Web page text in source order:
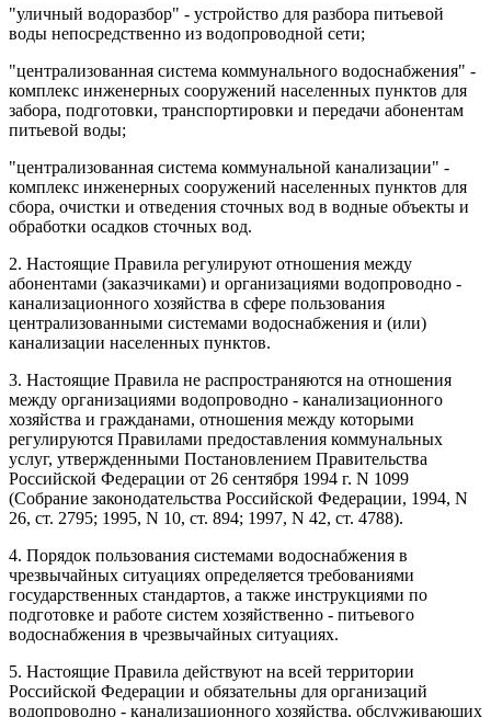
"уличный водоразбор" - устройство для разбора питьевой
воды непосредственно из водопроводной сети;
"централизованная система коммунального водоснабжения" -
комплекс инженерных сооружений населенных пунктов для
забора, подготовки, транспортировки и передачи абонентам
питьевой воды;
"централизованная система коммунальной канализации" -
комплекс инженерных сооружений населенных пунктов для
сбора, очистки и отведения сточных вод в водные объекты и
обработки осадков сточных вод.
2. Настоящие Правила регулируют отношения между
абонентами (заказчиками) и организациями водопроводно -
канализационного хозяйства в сфере пользования
централизованными системами водоснабжения и (или)
канализации населенных пунктов.
3. Настоящие Правила не распространяются на отношения
между организациями водопроводно - канализационного
хозяйства и гражданами, отношения между которыми
регулируются Правилами предоставления коммунальных
услуг, утвержденными Постановлением Правительства
Российской Федерации от 26 сентября 1994 г. N 1099
(Собрание законодательства Российской Федерации, 1994, N
26, ст. 2795; 1995, N 10, ст. 894; 1997, N 42, ст. 4788).
4. Порядок пользования системами водоснабжения в
чрезвычайных ситуациях определяется требованиями
государственных стандартов, а также инструкциями по
подготовке и работе систем хозяйственно - питьевого
водоснабжения в чрезвычайных ситуациях.
5. Настоящие Правила действуют на всей территории
Российской Федерации и обязательны для организаций
водопроводно - канализационного хозяйства, обслуживающих